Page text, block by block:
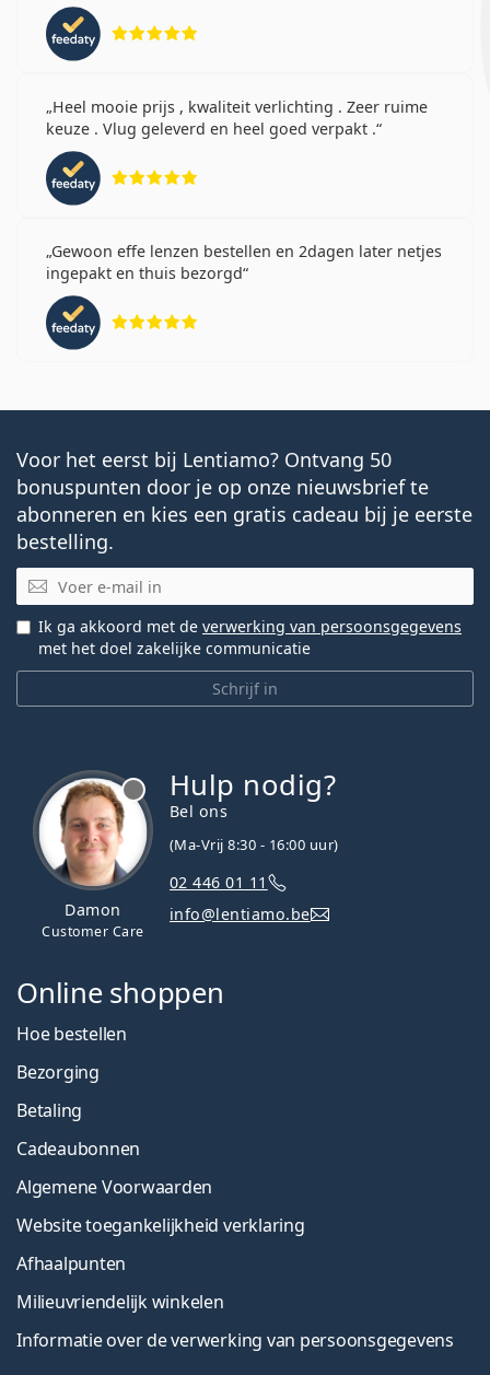
Heel mooie prijs , kwaliteit verlichting . Zeer ruime
keuze . Vlug geleverd en heel goed verpakt .
Gewoon effe lenzen bestellen en 2dagen later netjes
ingepakt en thuis bezorgd
Voor het eerst bij Lentiamo? Ontvang 50
bonuspunten door je op onze nieuwsbrief te
abonneren en kies een gratis cadeau bij je eerste
bestelling.
E-mail
Schrijf in
Ik ga akkoord met de verwerking van persoonsgegevens
met het doel zakelijke communicatie
Damon
Customer Care
Hulp nodig?
Bel ons
(Ma-Vrij 8:30 - 16:00 uur)
02 446 01 11
info@lentiamo.be
Online shoppen
Hoe bestellen
Bezorging
Betaling
Cadeaubonnen
Algemene Voorwaarden
Website toegankelijkheid verklaring
Afhaalpunten
Milieuvriendelijk winkelen
Informatie over de verwerking van persoonsgegevens